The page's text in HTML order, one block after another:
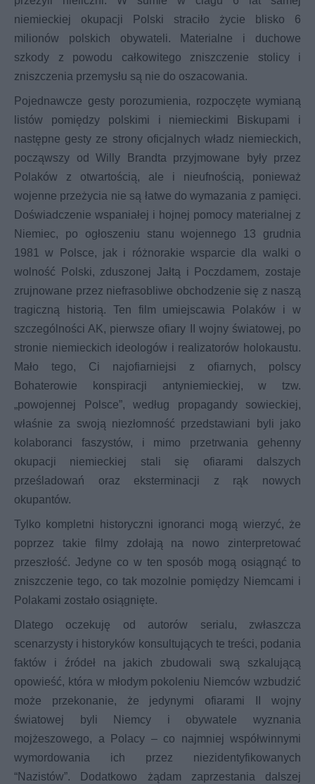
niemieckiej okupacji Polski straciło życie blisko 6
milionów polskich obywateli. Materialne i duchowe
szkody z powodu całkowitego zniszczenie stolicy i
zniszczenia przemysłu są nie do oszacowania.
Pojednawcze gesty porozumienia, rozpoczęte wymianą
listów pomiędzy polskimi i niemieckimi Biskupami i
następne gesty ze strony oficjalnych władz niemieckich,
począwszy od Willy Brandta przyjmowane były przez
Polaków z otwartością, ale i nieufnością, ponieważ
wojenne przeżycia nie są łatwe do wymazania z pamięci.
Doświadczenie wspaniałej i hojnej pomocy materialnej z
Niemiec, po ogłoszeniu stanu wojennego 13 grudnia
1981 w Polsce, jak i różnorakie wsparcie dla walki o
wolność Polski, zduszonej Jałtą i Poczdamem, zostaje
zrujnowane przez niefrasobliwe obchodzenie się z naszą
tragiczną historią. Ten film umiejscawia Polaków i w
szczególności AK, pierwsze ofiary II wojny światowej, po
stronie niemieckich ideologów i realizatorów holokaustu.
Mało tego, Ci najofiarniejsi z ofiarnych, polscy
Bohaterowie konspiracji antyniemieckiej, w tzw.
„powojennej Polsce”, według propagandy sowieckiej,
właśnie za swoją niezłomność przedstawiani byli jako
kolaboranci faszystów, i mimo przetrwania gehenny
okupacji niemieckiej stali się ofiarami dalszych
prześladowań oraz eksterminacji z rąk nowych
okupantów.
Tylko kompletni historyczni ignoranci mogą wierzyć, że
poprzez takie filmy zdołają na nowo zinterpretować
przeszłość. Jedyne co w ten sposób mogą osiągnąć to
zniszczenie tego, co tak mozolnie pomiędzy Niemcami i
Polakami zostało osiągnięte.
Dlatego oczekuję od autorów serialu, zwłaszcza
scenarzysty i historyków konsultujących te treści, podania
faktów i źródeł na jakich zbudowali swą szkalującą
opowieść, która w młodym pokoleniu Niemców wzbudzić
może przekonanie, że jedynymi ofiarami II wojny
światowej byli Niemcy i obywatele wyznania
mojżeszowego, a Polacy – co najmniej współwinnymi
wymordowania ich przez niezidentyfikowanych
“Nazistów”. Dodatkowo żądam zaprzestania dalszej